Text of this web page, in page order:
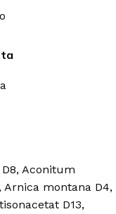
Aconitum
montana D4,
D13,